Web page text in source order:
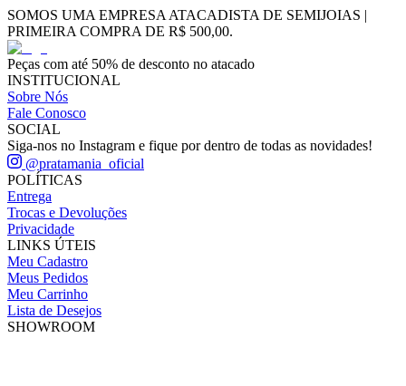
SOMOS UMA EMPRESA ATACADISTA DE SEMIJOIAS |
PRIMEIRA COMPRA DE R$ 500,00.
Peças com até 50% de desconto no atacado
INSTITUCIONAL
Sobre Nós
Fale Conosco
SOCIAL
Siga-nos no Instagram e fique por dentro de todas as novidades!
@pratamania_oficial
POLÍTICAS
Entrega
Trocas e Devoluções
Privacidade
LINKS ÚTEIS
Meu Cadastro
Meus Pedidos
Meu Carrinho
Lista de Desejos
SHOWROOM